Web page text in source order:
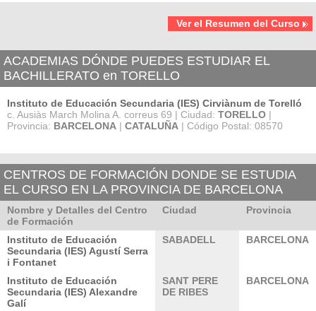
Ver el Resumen del Curso
ACADEMIAS DÓNDE PUEDES ESTUDIAR EL
BACHILLERATO en TORELLO
Instituto de Educación Secundaria (IES) Cirviànum de Torelló
c. Ausiàs March Molina A. correus 69 | Ciudad: TORELLO |
Provincia: BARCELONA | CATALUÑA | Código Postal: 08570
CENTROS DE FORMACIÓN DONDE SE ESTUDIA
EL CURSO EN LA PROVINCIA DE BARCELONA
Nombre y Detalles del Centro
de Formación
Ciudad Provincia
Instituto de Educación
Secundaria (IES) Agustí Serra
i Fontanet
SABADELL BARCELONA
Instituto de Educación
Secundaria (IES) Alexandre
Galí
SANT PERE
DE RIBES
BARCELONA